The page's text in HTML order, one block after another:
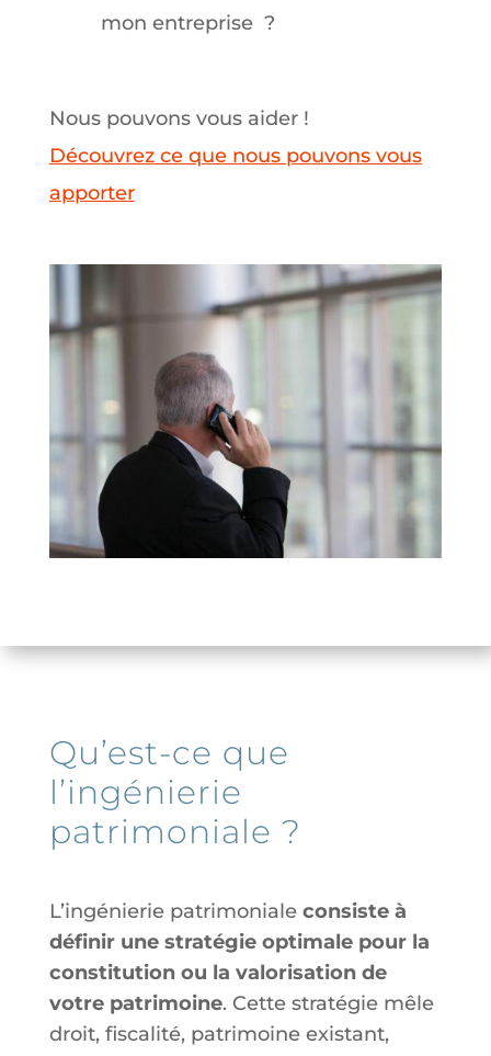
mon entreprise ?
Nous pouvons vous aider !
Découvrez ce que nous pouvons vous
apporter
Qu’est-ce que
l’ingénierie
patrimoniale ?
L’ingénierie patrimoniale consiste à
définir une stratégie optimale pour la
constitution ou la valorisation de
votre patrimoine. Cette stratégie mêle
droit, fiscalité, patrimoine existant,